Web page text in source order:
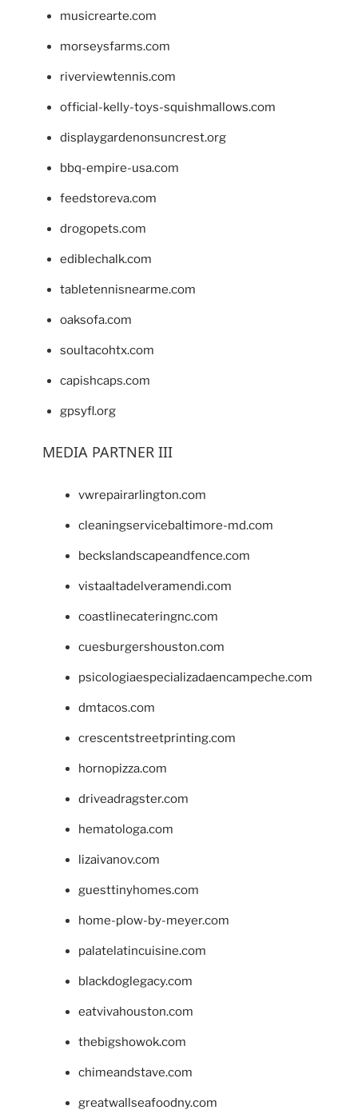
musicrearte.com
morseysfarms.com
riverviewtennis.com
official-kelly-toys-squishmallows.com
displaygardenonsuncrest.org
bbq-empire-usa.com
feedstoreva.com
drogopets.com
ediblechalk.com
tabletennisnearme.com
oaksofa.com
soultacohtx.com
capishcaps.com
gpsyfl.org
MEDIA PARTNER III
vwrepairarlington.com
cleaningservicebaltimore-md.com
beckslandscapeandfence.com
vistaaltadelveramendi.com
coastlinecateringnc.com
cuesburgershouston.com
psicologiaespecializadaencampeche.com
dmtacos.com
crescentstreetprinting.com
hornopizza.com
driveadragster.com
hematologa.com
lizaivanov.com
guesttinyhomes.com
home-plow-by-meyer.com
palatelatincuisine.com
blackdoglegacy.com
eatvivahouston.com
thebigshowok.com
chimeandstave.com
greatwallseafoodny.com